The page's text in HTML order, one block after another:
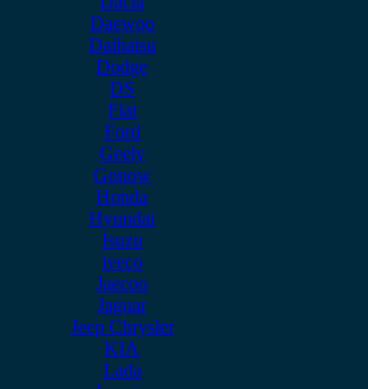
Daewoo
Daihatsu
Dodge
DS
Fiat
Ford
Geely
Gonow
Honda
Hyundai
Isuzu
iveco
Jaecoo
Jaguar
Jeep Chrysler
KIA
Lada